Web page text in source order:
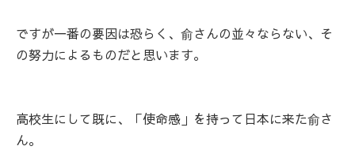
ですが一番の要因は恐らく、俞さんの並々ならない、そ
の努力によるものだと思います。
高校生にして既に、「使命感」を持って日本に来た俞さ
ん。